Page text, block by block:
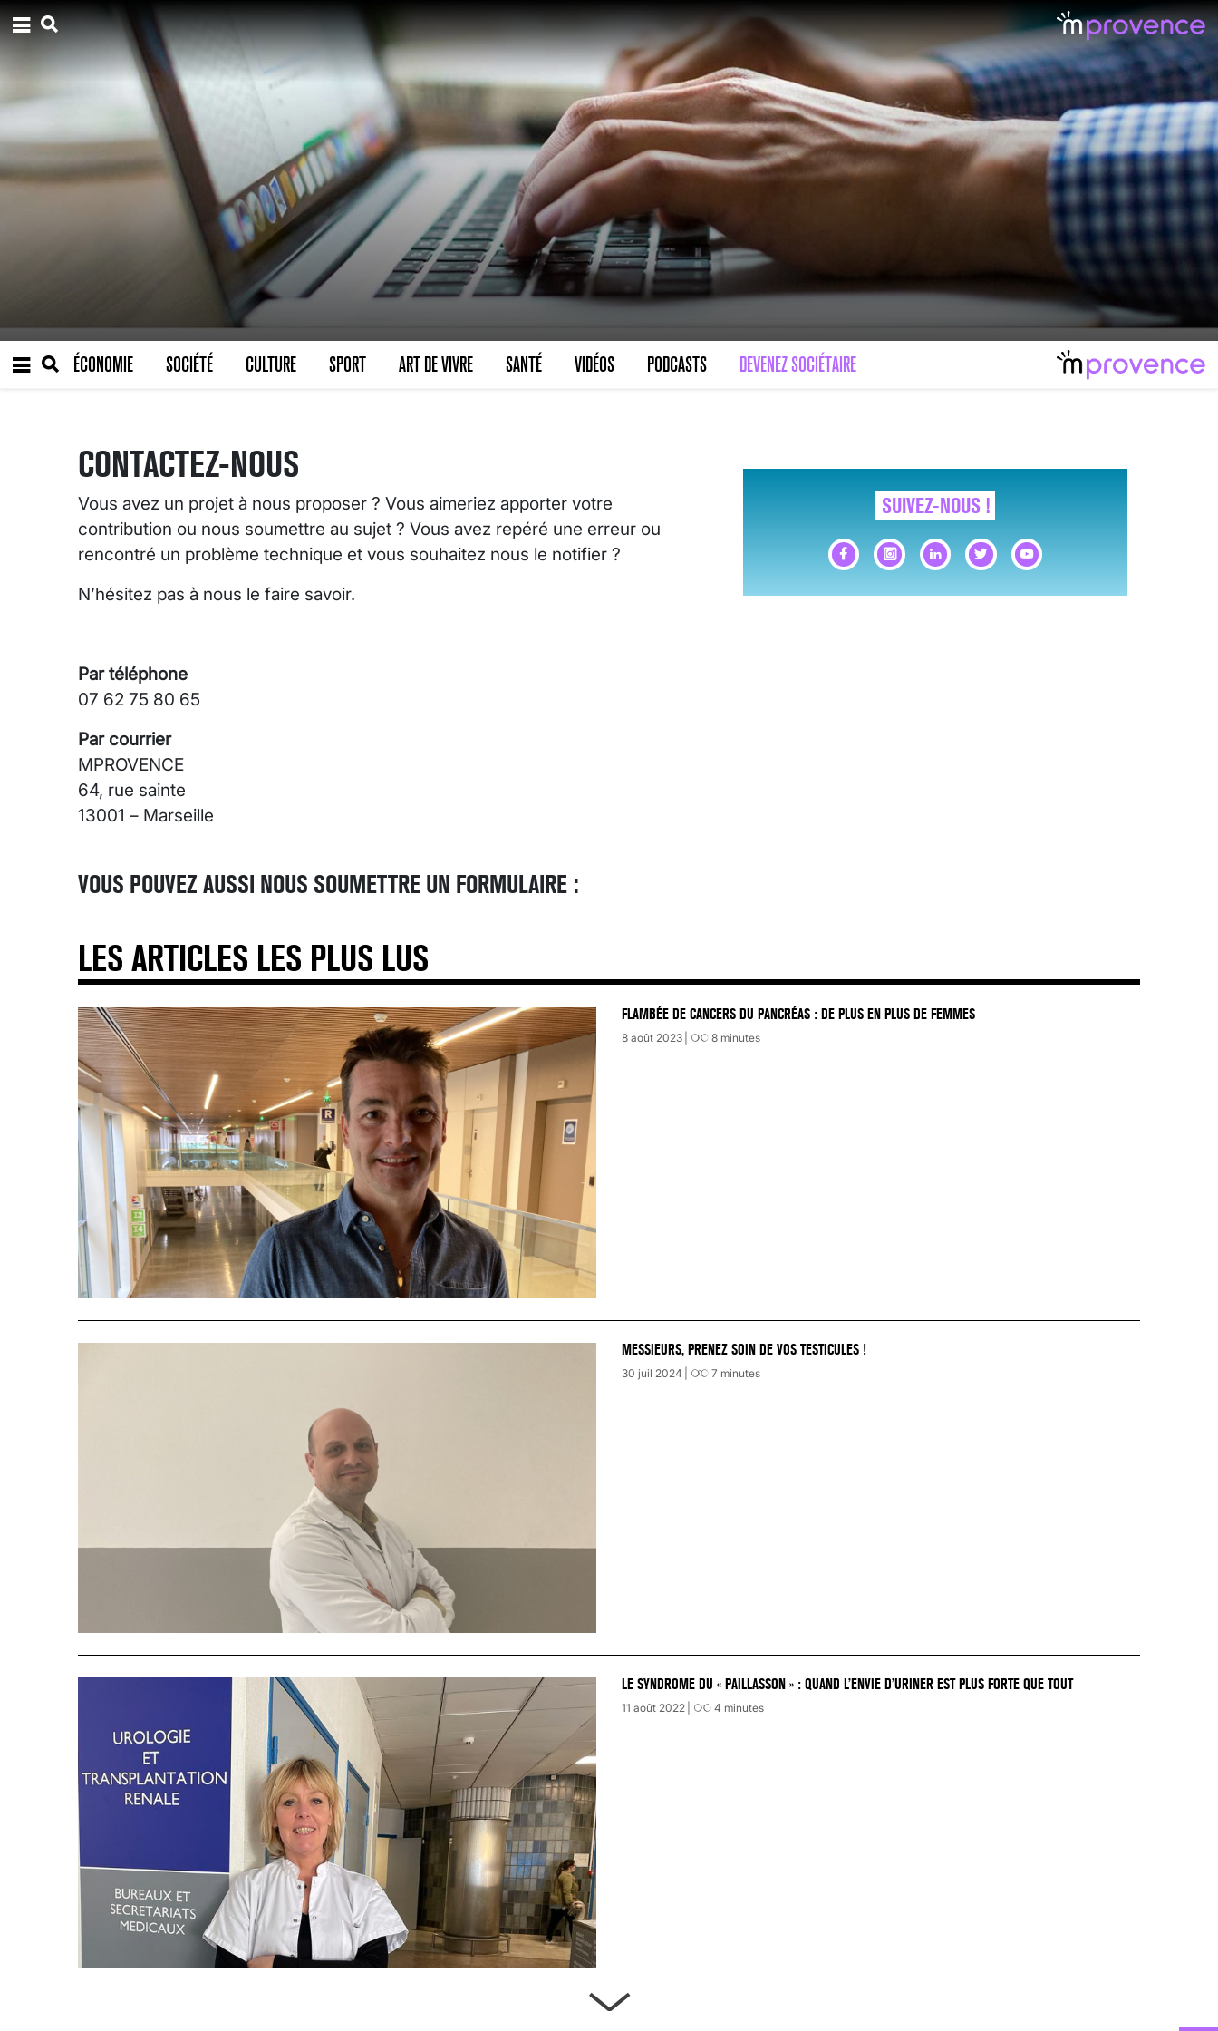
ÉCONOMIE SOCIÉTÉ CULTURE SPORT ART DE VIVRE SANTÉ VIDÉOS PODCASTS DEVENEZ SOCIÉTAIRE
CONTACTEZ-NOUS
Vous avez un projet à nous proposer ? Vous aimeriez apporter votre
contribution ou nous soumettre au sujet ? Vous avez repéré une erreur ou
rencontré un problème technique et vous souhaitez nous le notifier ?
N’hésitez pas à nous le faire savoir.
Par téléphone
07 62 75 80 65
Par courrier
MPROVENCE
64, rue sainte
13001 – Marseille
VOUS POUVEZ AUSSI NOUS SOUMETTRE UN FORMULAIRE :
SUIVEZ-NOUS !
LES ARTICLES LES PLUS LUS
VARICES PELVIENNES : UN REDOUTABLE MAL FÉMININ ENFIN SOIGNÉ !
30 mai 2023 7
SCANNER, IRM, RADIO, ÉCHO : DES IMAGES POUR TOUTES LES MALADIES
18 juil 2022 minutes
FLAMBÉE DE CANCERS DU PANCRÉAS : DE PLUS EN PLUS DE FEMMES
8 août 2023 8 minutes
MESSIEURS, PRENEZ SOIN DE VOS TESTICULES !
30 juil 2024 7 minutes
LE SYNDROME DU « PAILLASSON » : QUAND L’ENVIE D’URINER EST PLUS FORTE QUE TOUT
11 août 2022 4 minutes